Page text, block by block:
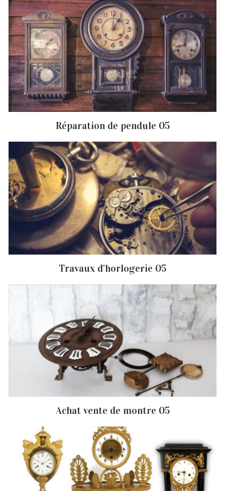
Réparation de pendule 05
Travaux d'horlogerie 05
Achat vente de montre 05